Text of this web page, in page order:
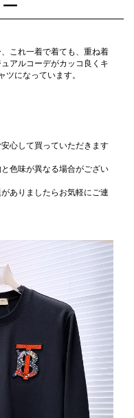
これ一着で着ても、重ね着
アルコーデがカッコ良くキ
ツになっています。
心して買っていただきます
色味が異なる場合がござい
ありましたらお気軽にご連